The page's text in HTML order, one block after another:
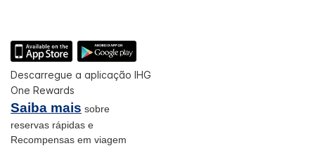
Descarregue a aplicação IHG
One Rewards
Saiba mais sobre
reservas rápidas e
Recompensas em viagem